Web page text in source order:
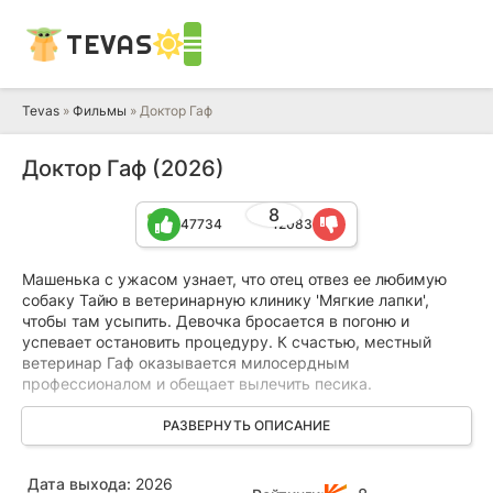
TEVAS
Tevas » Фильмы » Доктор Гаф
Доктор Гаф (2026)
8
47734 12083
Машенька с ужасом узнает, что отец отвез ее любимую
собаку Тайю в ветеринарную клинику 'Мягкие лапки',
чтобы там усыпить. Девочка бросается в погоню и
успевает остановить процедуру. К счастью, местный
ветеринар Гаф оказывается милосердным
профессионалом и обещает вылечить песика.
В ту же ночь ситуация принимает неожиданный оборот:
подручные жестокого злодея Бромлея похищают всех
экспериментов. Теперь Машеньке и доктору Гафу
РАЗВЕРНУТЬ ОПИСАНИЕ
Дата выхода: 2026